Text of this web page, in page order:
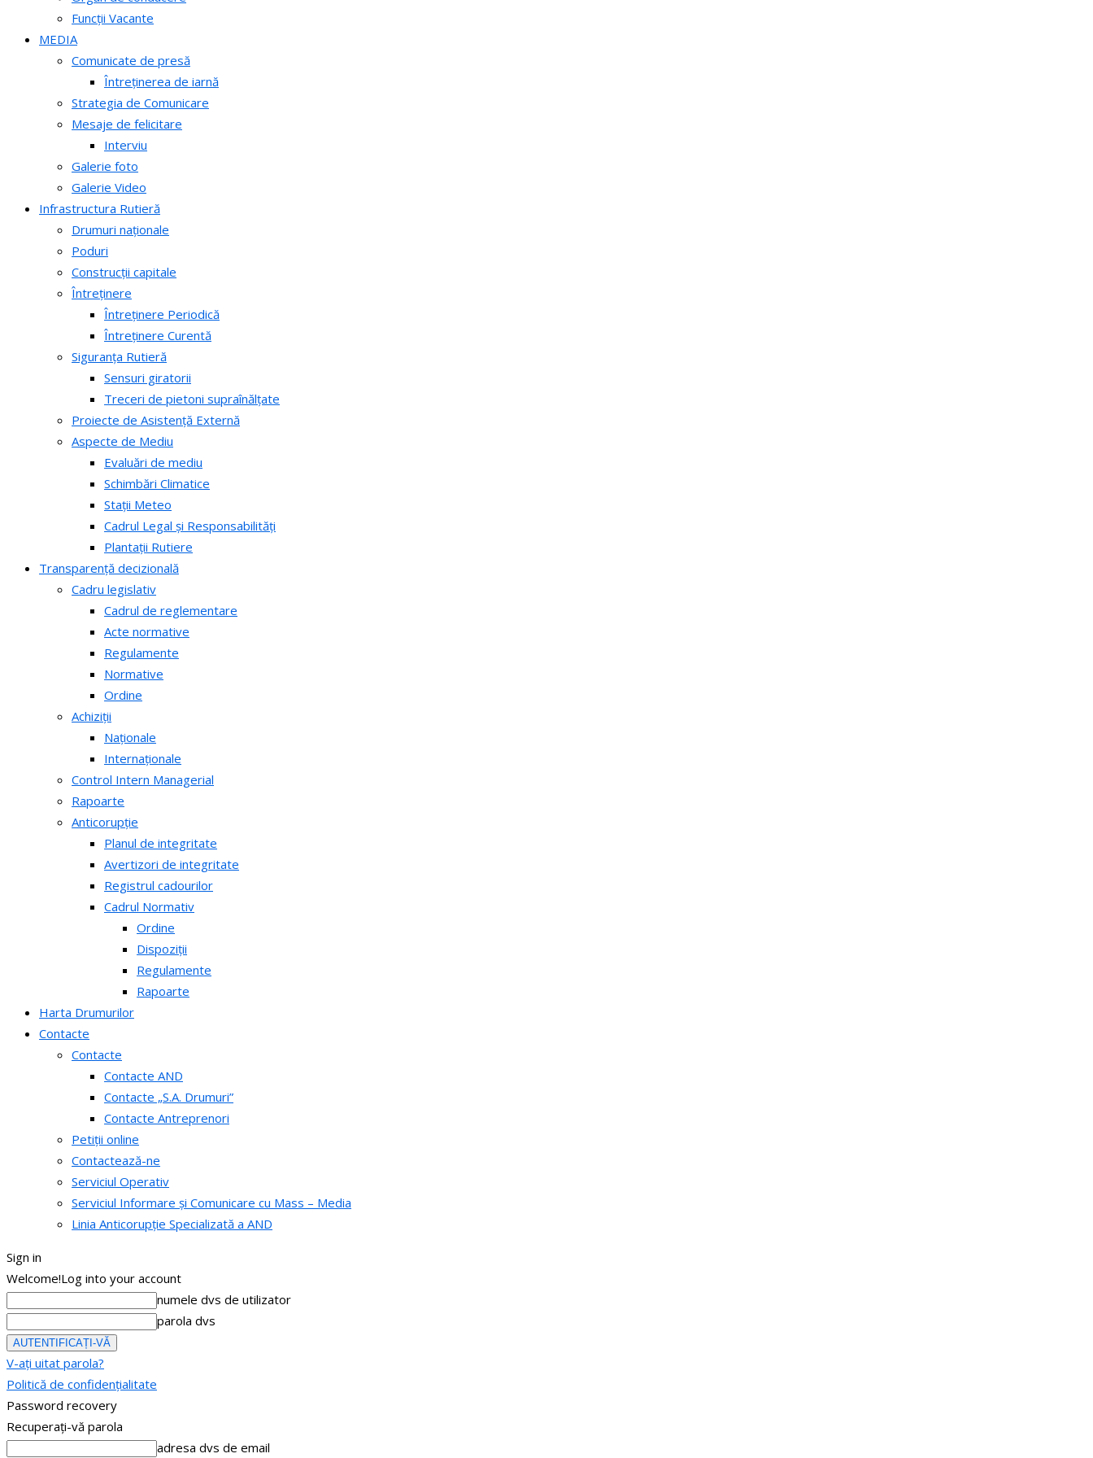
Funcții Vacante
MEDIA
Comunicate de presă
Întreținerea de iarnă
Strategia de Comunicare
Mesaje de felicitare
Interviu
Galerie foto
Galerie Video
Infrastructura Rutieră
Drumuri naționale
Poduri
Construcții capitale
Întreținere
Întreținere Periodică
Întreținere Curentă
Siguranța Rutieră
Sensuri giratorii
Treceri de pietoni supraînălțate
Proiecte de Asistență Externă
Aspecte de Mediu
Evaluări de mediu
Schimbări Climatice
Stații Meteo
Cadrul Legal și Responsabilități
Plantații Rutiere
Transparență decizională
Cadru legislativ
Cadrul de reglementare
Acte normative
Regulamente
Normative
Ordine
Achiziții
Naționale
Internaționale
Control Intern Managerial
Rapoarte
Anticorupție
Planul de integritate
Avertizori de integritate
Registrul cadourilor
Cadrul Normativ
Ordine
Dispoziții
Regulamente
Rapoarte
Harta Drumurilor
Contacte
Contacte
Contacte AND
Contacte „S.A. Drumuri”
Contacte Antreprenori
Petiții online
Contactează-ne
Serviciul Operativ
Serviciul Informare și Comunicare cu Mass – Media
Linia Anticorupție Specializată a AND
Sign in
Welcome!Log into your account
numele dvs de utilizator
parola dvs
V-ați uitat parola?
Politică de confidențialitate
Password recovery
Recuperați-vă parola
adresa dvs de email